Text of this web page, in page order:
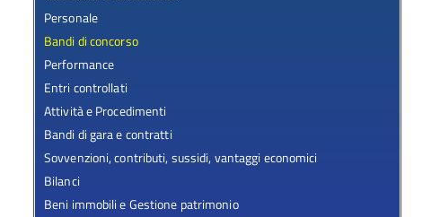
Personale
Bandi di concorso
Performance
Entri controllati
Attività e Procedimenti
Bandi di gara e contratti
Sovvenzioni, contributi, sussidi, vantaggi economici
Bilanci
Beni immobili e Gestione patrimonio